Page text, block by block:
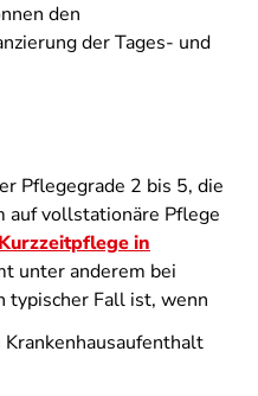
den
der Tages- und
Pflegegrade 2 bis 5, die
auf vollstationäre Pflege
Kurzzeitpflege in
unter anderem bei
typischer Fall ist, wenn